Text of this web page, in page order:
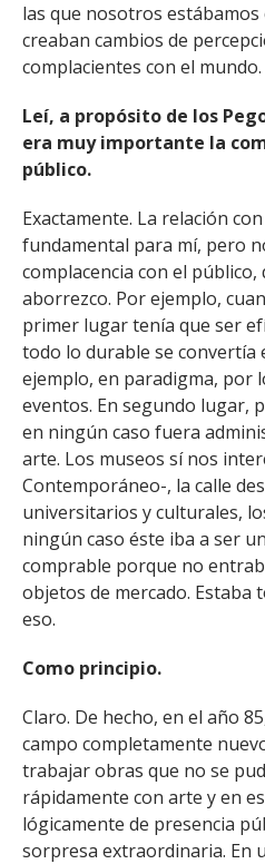
las que nosotros estábamos
creaban cambios de
complacientes con el mundo.
Leí, a propósito de los
era muy importante la
público.
Exactamente. La relación
fundamental para mí, pero
complacencia con el
aborrezco. Por ejemplo,
primer lugar tenía que ser
todo lo durable se convertía
ejemplo, en paradigma, por
eventos. En segundo lugar,
en ningún caso fuera
arte. Los museos sí nos
Contemporáneo-, la calle
universitarios y culturales,
ningún caso éste iba a ser
comprable porque no
objetos de mercado. Estaba
eso.
Como principio.
Claro. De hecho, en el año
campo completamente
trabajar obras que no se
rápidamente con arte y en
lógicamente de presencia
sorpresa extraordinaria. En